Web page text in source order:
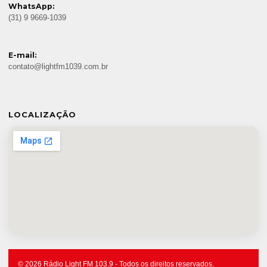
WhatsApp:
(31) 9 9669-1039
E-mail:
contato@lightfm1039.com.br
LOCALIZAÇÃO
© 2026 Rádio Light FM 103.9 - Todos os direitos reservados.